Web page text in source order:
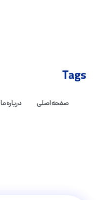
Tags
صفحه اصلی درباره ما